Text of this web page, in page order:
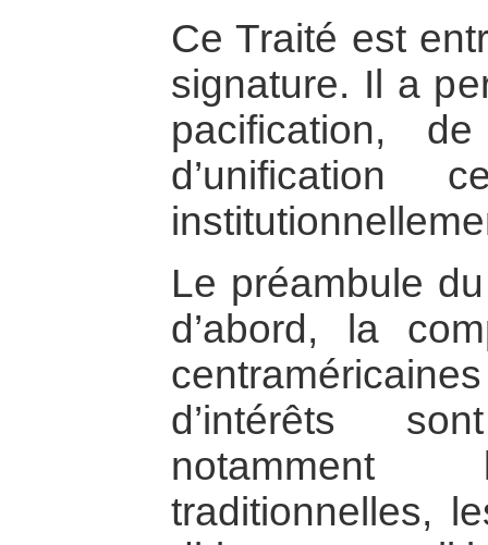
Ce Traité est
signature. Il a
pacification,
d’unification
Le préambule
d’abord, la
d’intérêts
notamment
traditionnelles,